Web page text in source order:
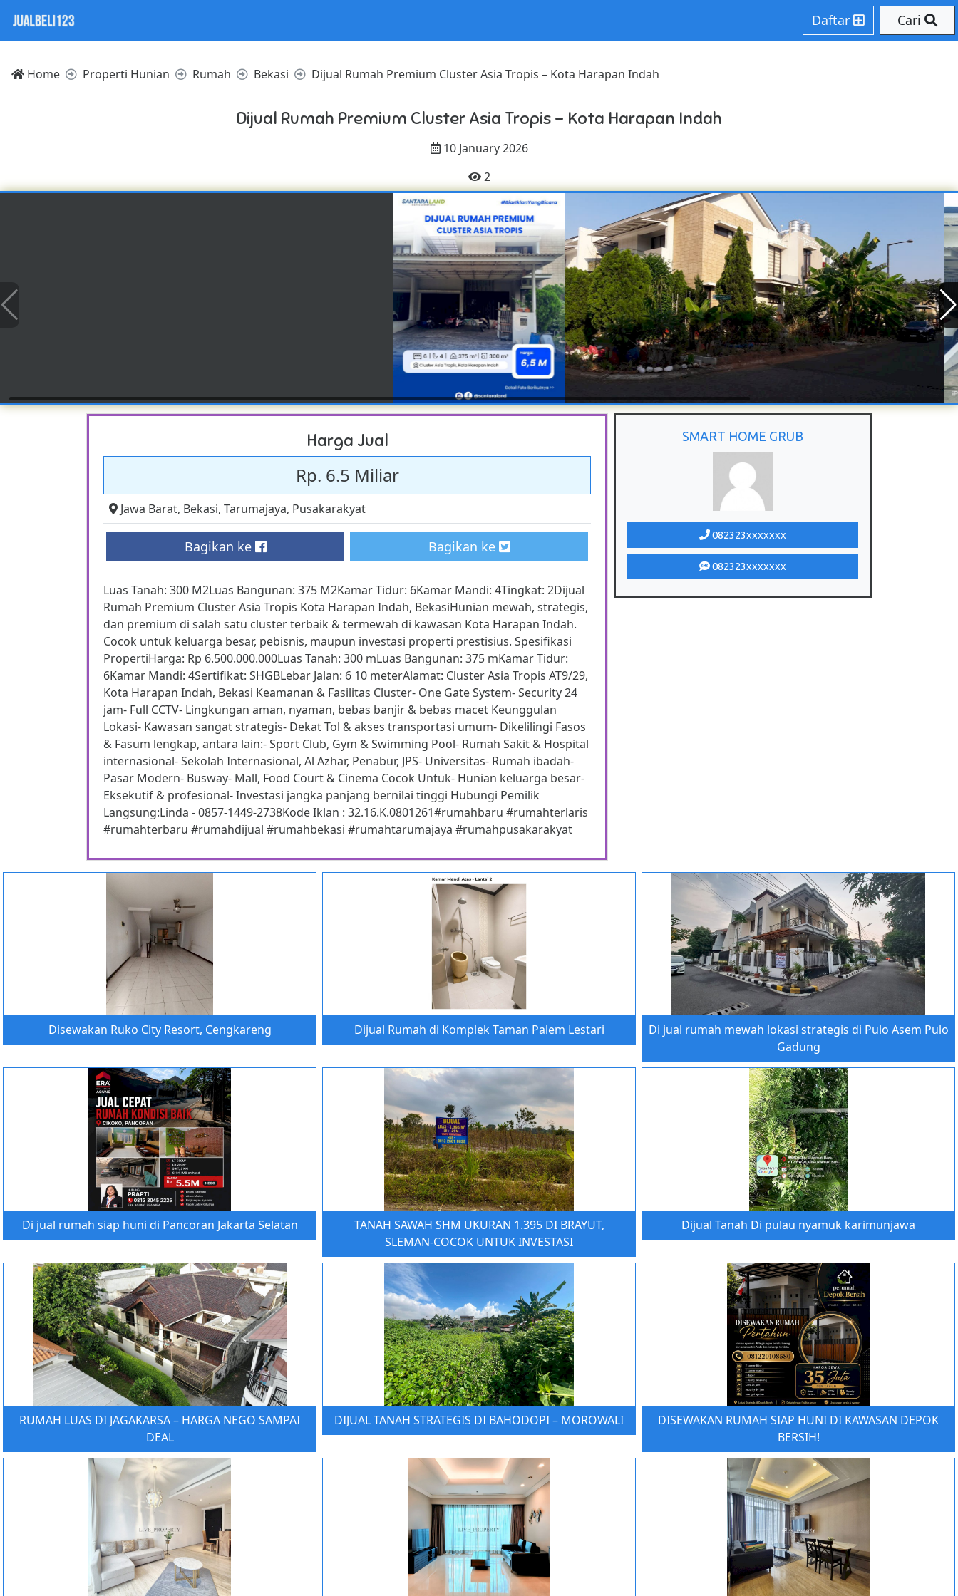
Daftar Cari
Home Properti Hunian Rumah Bekasi Dijual Rumah Premium Cluster Asia Tropis – Kota Harapan Indah
Dijual Rumah Premium Cluster Asia Tropis – Kota Harapan Indah
10 January 2026
2
Harga Jual
Rp. 6.5 Miliar
Jawa Barat, Bekasi, Tarumajaya, Pusakarakyat
Bagikan ke Bagikan ke
Luas Tanah: 300 M2Luas Bangunan: 375 M2Kamar Tidur: 6Kamar Mandi: 4Tingkat: 2Dijual
Rumah Premium Cluster Asia Tropis Kota Harapan Indah, BekasiHunian mewah, strategis,
dan premium di salah satu cluster terbaik & termewah di kawasan Kota Harapan Indah.
Cocok untuk keluarga besar, pebisnis, maupun investasi properti prestisius. Spesifikasi
PropertiHarga: Rp 6.500.000.000Luas Tanah: 300 mLuas Bangunan: 375 mKamar Tidur:
6Kamar Mandi: 4Sertifikat: SHGBLebar Jalan: 6 10 meterAlamat: Cluster Asia Tropis AT9/29,
Kota Harapan Indah, Bekasi Keamanan & Fasilitas Cluster- One Gate System- Security 24
jam- Full CCTV- Lingkungan aman, nyaman, bebas banjir & bebas macet Keunggulan
Lokasi- Kawasan sangat strategis- Dekat Tol & akses transportasi umum- Dikelilingi Fasos
& Fasum lengkap, antara lain:- Sport Club, Gym & Swimming Pool- Rumah Sakit & Hospital
internasional- Sekolah Internasional, Al Azhar, Penabur, JPS- Universitas- Rumah ibadah-
Pasar Modern- Busway- Mall, Food Court & Cinema Cocok Untuk- Hunian keluarga besar-
Eksekutif & profesional- Investasi jangka panjang bernilai tinggi Hubungi Pemilik
Langsung:Linda - 0857-1449-2738Kode Iklan : 32.16.K.0801261#rumahbaru #rumahterlaris
#rumahterbaru #rumahdijual #rumahbekasi #rumahtarumajaya #rumahpusakarakyat
SMART HOME GRUB
082323xxxxxxx
082323xxxxxxx
Disewakan Ruko City Resort, Cengkareng Dijual Rumah di Komplek Taman Palem Lestari
Di jual rumah mewah lokasi strategis di Pulo Asem Pulo
Gadung
Di jual rumah siap huni di Pancoran Jakarta Selatan
TANAH SAWAH SHM UKURAN 1.395 DI BRAYUT,
SLEMAN-COCOK UNTUK INVESTASI
Dijual Tanah Di pulau nyamuk karimunjawa
RUMAH LUAS DI JAGAKARSA – HARGA NEGO SAMPAI
DEAL
DIJUAL TANAH STRATEGIS DI BAHODOPI – MOROWALI
DISEWAKAN RUMAH SIAP HUNI DI KAWASAN DEPOK
BERSIH!